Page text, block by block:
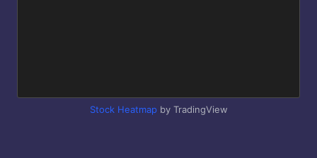
Stock Heatmapby TradingView